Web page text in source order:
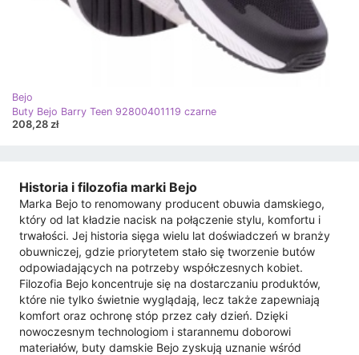
Bejo
Buty Bejo Barry Teen 92800401119 czarne
208,28 zł
Historia i filozofia marki Bejo
Marka Bejo to renomowany producent obuwia damskiego,
który od lat kładzie nacisk na połączenie stylu, komfortu i
trwałości. Jej historia sięga wielu lat doświadczeń w branży
obuwniczej, gdzie priorytetem stało się tworzenie butów
odpowiadających na potrzeby współczesnych kobiet.
Filozofia Bejo koncentruje się na dostarczaniu produktów,
które nie tylko świetnie wyglądają, lecz także zapewniają
komfort oraz ochronę stóp przez cały dzień. Dzięki
nowoczesnym technologiom i starannemu doborowi
materiałów, buty damskie Bejo zyskują uznanie wśród